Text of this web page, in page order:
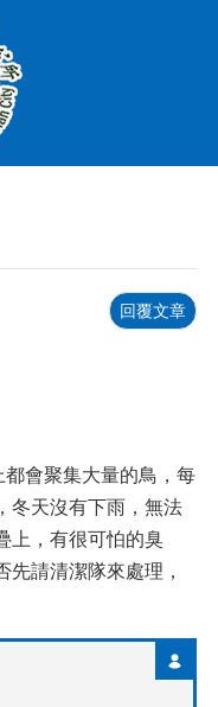
回覆文章
會聚集大量的鳥，每
冬天沒有下雨，無法
上，有很可怕的臭
請清潔隊來處理，